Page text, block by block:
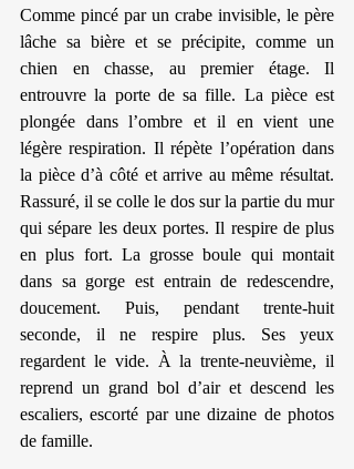
Comme pincé par un crabe invisible, le père
lâche sa bière et se précipite, comme un
chien en chasse, au premier étage. Il
entrouvre la porte de sa fille. La pièce est
plongée dans l’ombre et il en vient une
légère respiration. Il répète l’opération dans
la pièce d’à côté et arrive au même résultat.
Rassuré, il se colle le dos sur la partie du mur
qui sépare les deux portes. Il respire de plus
en plus fort. La grosse boule qui montait
dans sa gorge est entrain de redescendre,
doucement. Puis, pendant trente-huit
seconde, il ne respire plus. Ses yeux
regardent le vide. À la trente-neuvième, il
reprend un grand bol d’air et descend les
escaliers, escorté par une dizaine de photos
de famille.